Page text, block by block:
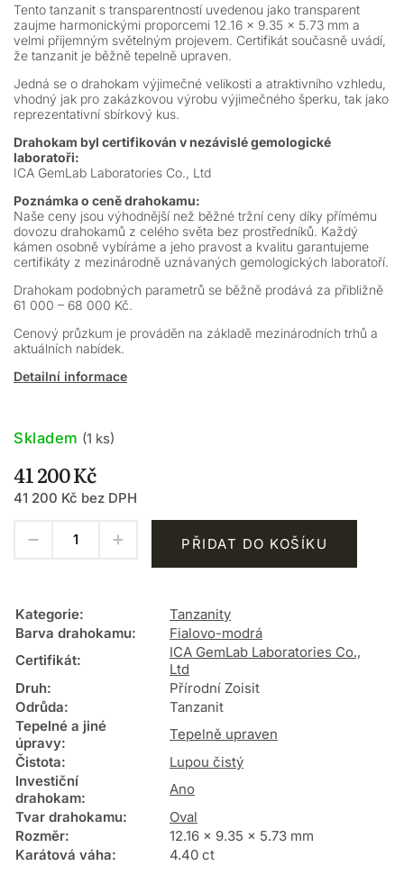
Tento tanzanit s transparentností uvedenou jako transparent
zaujme harmonickými proporcemi 12.16 × 9.35 × 5.73 mm a
velmi příjemným světelným projevem. Certifikát současně uvádí,
že tanzanit je běžně tepelně upraven.
Jedná se o drahokam výjimečné velikosti a atraktivního vzhledu,
vhodný jak pro zakázkovou výrobu výjimečného šperku, tak jako
reprezentativní sbírkový kus.
Drahokam byl certifikován v nezávislé gemologické
laboratoři:
ICA GemLab Laboratories Co., Ltd
Poznámka o ceně drahokamu:
Naše ceny jsou výhodnější než běžné tržní ceny díky přímému
dovozu drahokamů z celého světa bez prostředníků. Každý
kámen osobně vybíráme a jeho pravost a kvalitu garantujeme
certifikáty z mezinárodně uznávaných gemologických laboratoří.
Drahokam podobných parametrů se běžně prodává za přibližně
61 000 – 68 000 Kč.
Cenový průzkum je prováděn na základě mezinárodních trhů a
aktuálních nabídek.
Detailní informace
41 200 Kč
41 200 Kč bez DPH
Skladem (1 ks)
PŘIDAT DO KOŠÍKU
Kategorie:
Tanzanity
Barva drahokamu:
Fialovo-modrá
Certifikát:
ICA GemLab Laboratories Co.,
Ltd
Druh:
Přírodní Zoisit
Odrůda:
Tanzanit
Tepelné a jiné
úpravy:
Tepelně upraven
Čistota:
Lupou čistý
Investiční
drahokam:
Ano
Tvar drahokamu:
Oval
Rozměr:
12.16 x 9.35 x 5.73 mm
Karátová váha: 4.40 ct